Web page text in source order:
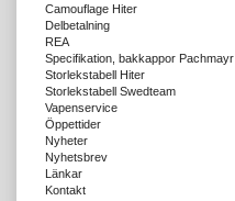
Camouflage Hiter
Delbetalning
REA
Specifikation, bakkappor Pachmayr
Storlekstabell Hiter
Storlekstabell Swedteam
Vapenservice
Öppettider
Nyheter
Nyhetsbrev
Länkar
Kontakt